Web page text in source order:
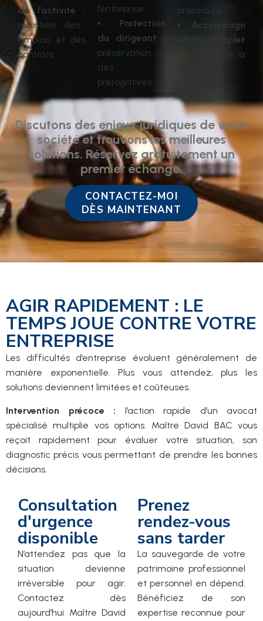
de l’activité :
maintien des
emplois et des
contrats
l’entreprise
Protection
du dirigeant :
préservation
des
prérogatives
procédure
Accompagn
ement complet
au-delà de la
Discutons des enjeux juridiques de votre
société et trouvons les meilleures
solutions. Réservez gratuitement un
premier échange.
CONTACTEZ-MOI
DÈS MAINTENANT
AGIR RAPIDEMENT : LE
TEMPS JOUE CONTRE VOTRE
ENTREPRISE
Les difficultés d’entreprise évoluent généralement de
manière exponentielle. Plus vous attendez, plus les
solutions deviennent limitées et coûteuses.
Intervention précoce : l’action rapide d’un avocat
spécialisé multiplie vos options. Maître David BAC vous
reçoit rapidement pour évaluer votre situation, son
diagnostic précis vous permettant de prendre les bonnes
décisions.
Consultation
d'urgence
disponible
N’attendez pas que la
situation devienne
irréversible pour agir.
Contactez dès
aujourd’hui Maître David
Prenez
rendez-vous
sans tarder
La sauvegarde de votre
patrimoine professionnel
et personnel en dépend.
Bénéficiez de son
expertise reconnue pour